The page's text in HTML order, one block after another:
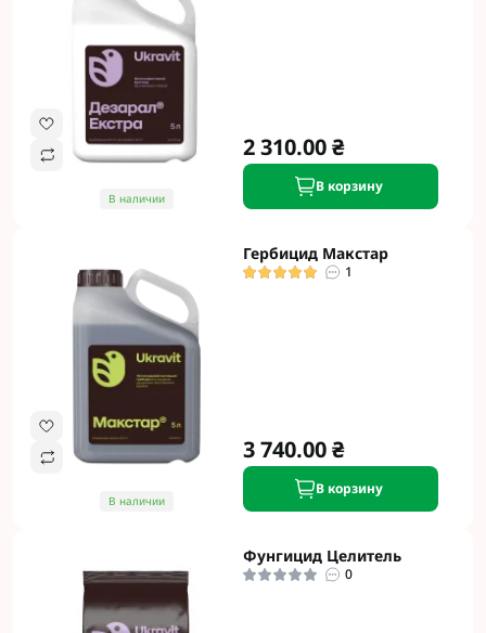
В наличии
2 310.00 ₴
В корзину
В наличии
Гербицид Макстар
1
3 740.00 ₴
В корзину
Фунгицид Целитель
0